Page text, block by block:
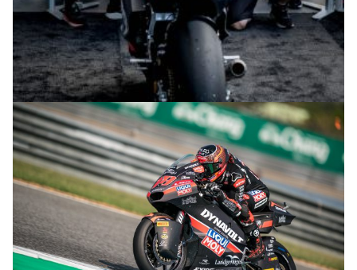
© intactGP